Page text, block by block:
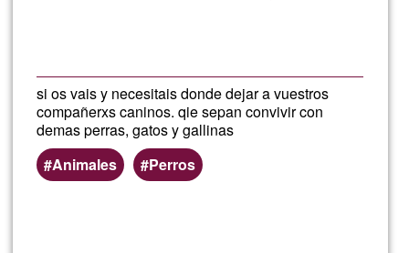
si os vais y necesitais donde dejar a vuestros
compañerxs caninos. qie sepan convivir con
demas perras, gatos y gallinas
Animales
Perros